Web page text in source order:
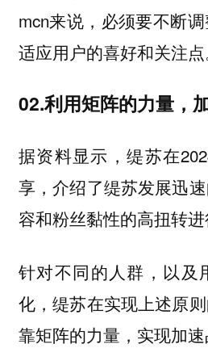
mcn来说，必须要不断
适应用户的喜好和关注点
02.利用矩阵的力量，
据资料显示，缇苏在
享，介绍了缇苏发展迅
容和粉丝黏性的高扭转进
针对不同的人群，以及
化，缇苏在实现上述原
靠矩阵的力量，实现加速